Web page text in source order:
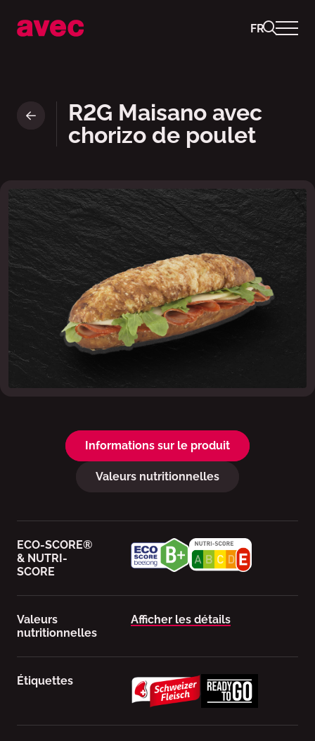
FR
R2G Maisano avec
chorizo de poulet
Informations sur le produit
Valeurs nutritionnelles
ECO-SCORE®
& NUTRI-
SCORE
Valeurs
nutritionnelles
Afficher les détails
Étiquettes